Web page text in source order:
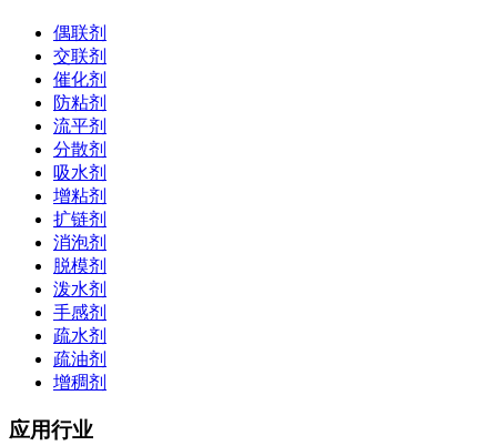
偶联剂
交联剂
催化剂
防粘剂
流平剂
分散剂
吸水剂
增粘剂
扩链剂
消泡剂
脱模剂
泼水剂
手感剂
疏水剂
疏油剂
增稠剂
应用行业